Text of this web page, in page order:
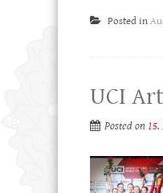
Posted in
UCI
Posted on15.